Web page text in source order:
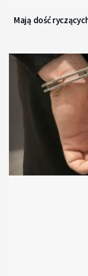
Mają dość